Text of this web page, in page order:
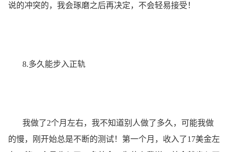
说的冲突的，我会琢磨之后再决定，不会轻易接受！
8.多久能步入正轨
我做了2个月左右，我不知道别人做了多久，可能我做
的慢，刚开始总是不断的测试！第一个月，收入了17美金左